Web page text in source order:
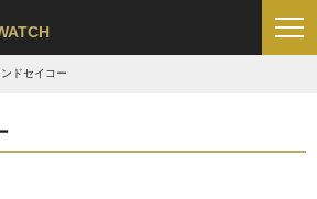
ドセイコー